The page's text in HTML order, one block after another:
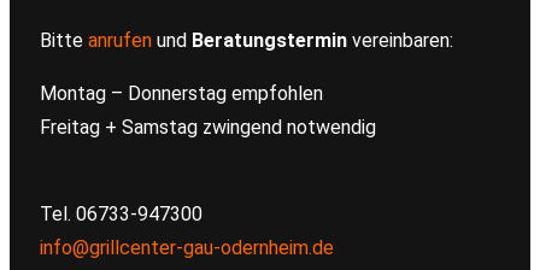
Bitte anrufen und Beratungstermin vereinbaren:
Montag – Donnerstag empfohlen
Freitag + Samstag zwingend notwendig
Tel. 06733-947300
info@grillcenter-gau-odernheim.de